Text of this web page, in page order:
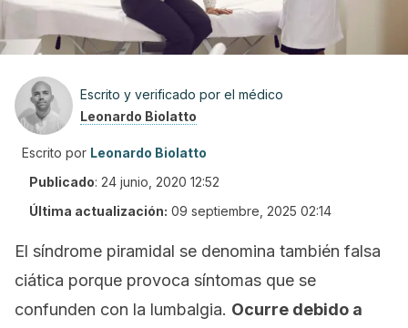
Escrito y verificado por el médico
Leonardo Biolatto
Escrito por Leonardo Biolatto
Publicado: 24 junio, 2020 12:52
Última actualización: 09 septiembre, 2025 02:14
El síndrome piramidal se denomina también falsa
ciática porque provoca síntomas que se
confunden con la lumbalgia. Ocurre debido a